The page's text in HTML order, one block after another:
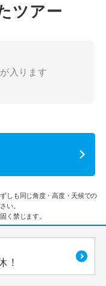
ツアー
入ります
しも同じ角度・高度・天候での
い。
く禁じます。
！